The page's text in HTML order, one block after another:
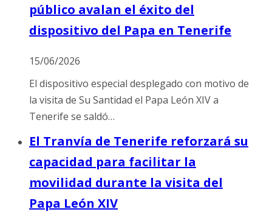
público avalan el éxito del
dispositivo del Papa en Tenerife
15/06/2026
El dispositivo especial desplegado con motivo de
la visita de Su Santidad el Papa León XIV a
Tenerife se saldó…
El Tranvía de Tenerife reforzará su
capacidad para facilitar la
movilidad durante la visita del
Papa León XIV